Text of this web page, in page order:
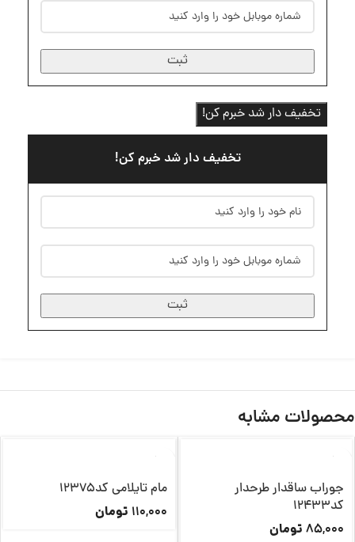
ثبت
تخفیف دار شد خبرم کن!
تخفیف دار شد خبرم کن!
ثبت
محصولات مشابه
ناموجود
جوراب ساقدار طرحدار
کد12433
85,000 تومان
مام تایلامی کد12375
110,000 تومان